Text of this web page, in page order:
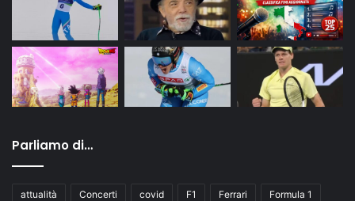
Parliamo di…
attualità Concerti covid F1 Ferrari Formula 1